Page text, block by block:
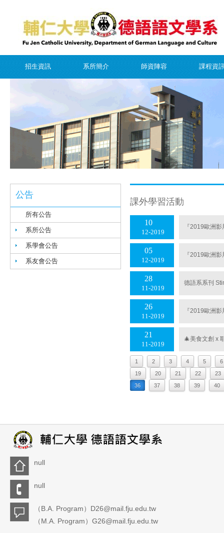
招生資訊 系所簡介 師資陣容 課程資
公告
所有公告
系所公告
系學會公告
系友會公告
課外學習活動
12 2019
10 『2019歐洲
12 2019
05 『2019歐洲
11 2019
28 德語系系刊
11 2019
26 『2019歐洲
11 2019
21 🎄美食文創 x
1 2 3 4 5
6
19
20 21 22
23
36
37 38 39 40
null
null
（B.A. Program）D26@mail.fju.edu.tw
（M.A. Program）G26@mail.fju.edu.tw